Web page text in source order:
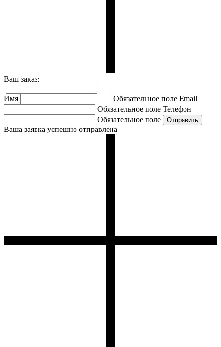
Ваш заказ:
Имя Обязательное поле Email
Обязательное поле Телефон
Обязательное поле
Ваша заявка успешно отправлена